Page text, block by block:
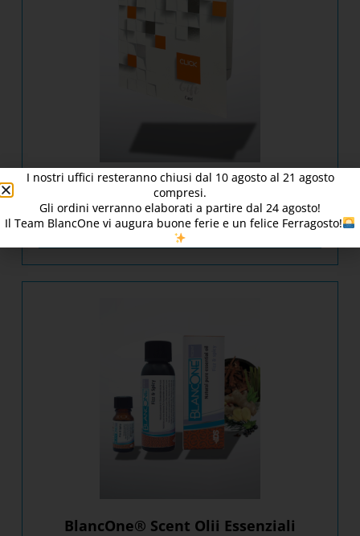
Gift Card BlancOne® Click – [870212/1]
SCOPRI IL PRODOTTO
BlancOne® Scent Olii Essenziali
I nostri uffici resteranno chiusi dal 10agosto al 21 agosto
compresi.
Gli ordini verranno elaborati a partire dal 24 agosto!
Il Team BlancOne vi augura buone ferie e un felice Ferragosto!